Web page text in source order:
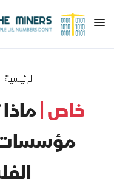
الرئيسية
خاص |
مؤسسات